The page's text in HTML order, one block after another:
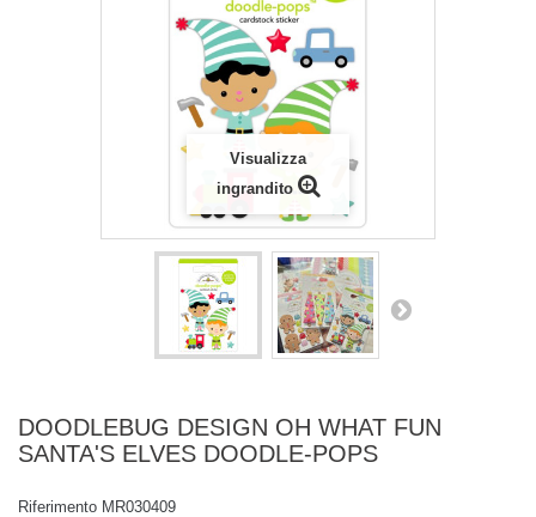
Visualizza
ingrandito
DOODLEBUG DESIGN OH WHAT FUN
SANTA'S ELVES DOODLE-POPS
Riferimento MR030409